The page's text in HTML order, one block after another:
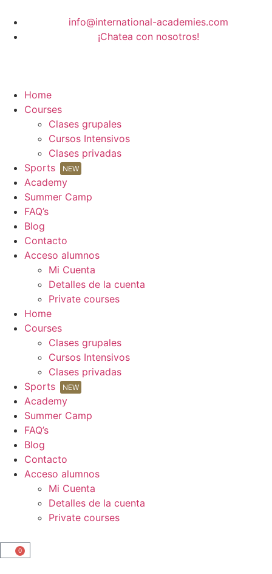
info@international-academies.com
¡Chatea con nosotros!
Home
Courses
Clases grupales
Cursos Intensivos
Clases privadas
Sports
NEW
Academy
Summer Camp
FAQ’s
Blog
Contacto
Acceso alumnos
Mi Cuenta
Detalles de la cuenta
Private courses
Home
Courses
Clases grupales
Cursos Intensivos
Clases privadas
Sports
NEW
Academy
Summer Camp
FAQ’s
Blog
Contacto
Acceso alumnos
Mi Cuenta
Detalles de la cuenta
Private courses
0